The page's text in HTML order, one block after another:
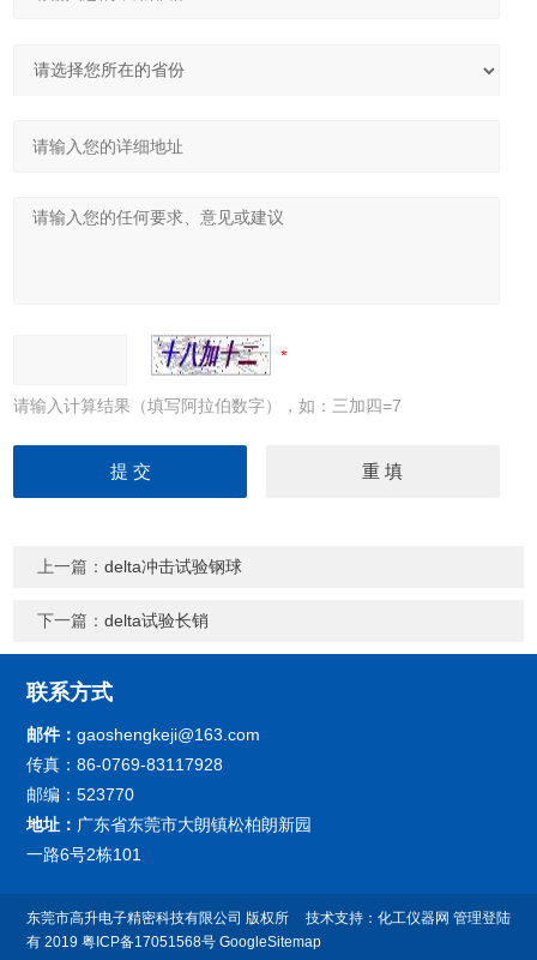
请输入计算结果（填写阿拉伯数字），如：三加四=7
上一篇：delta冲击试验钢球
下一篇：delta试验长销
联系方式
邮件：gaoshengkeji@163.com
传真：86-0769-83117928
邮编：523770
地址： 广东省东莞市大朗镇松柏朗新园
一路6号2栋101
技术支持： 化工仪器网 管理登陆
东莞市高升电子精密科技有限公司 版权所
有 2019粤ICP备17051568号 GoogleSitemap